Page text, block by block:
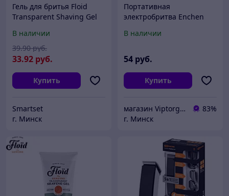
Гель для бритья Floid
Transparent Shaving Gel
В наличии
33.92 руб.
39.90 руб.
Купить
Smartset
г. Минск
Портативная
электробритва Enchen
лезвием и встроенным
В наличии
54 руб.
Купить
магазин Viptorg.by
83%
г. Минск